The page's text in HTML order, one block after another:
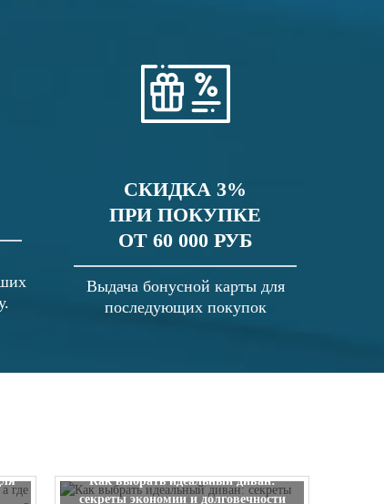
СКИДКА 3%
ПРИ ПОКУПКЕ
ОТ 60 000 РУБ
Выдача бонусной карты для
последующих покупок
Как выбрать идеальный диван:
секреты экономии и долговечности